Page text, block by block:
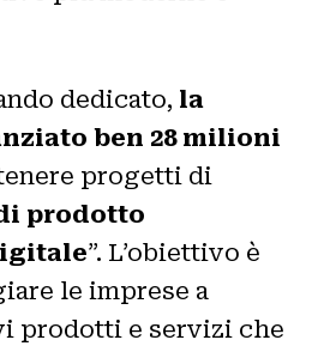
dedicato, la
ben 28 milioni
progetti di
prodotto
”. L’obiettivo è
le imprese a
prodotti e servizi che